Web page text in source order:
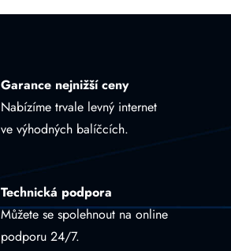
Garance nejnižší ceny
Nabízíme trvale levný internet
ve výhodných balíčcích.
Technická podpora
Můžete se spolehnout na online
podporu 24/7.